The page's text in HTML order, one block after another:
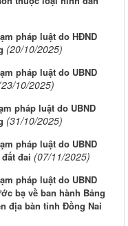
pháp luật do HĐND
(20/10/2025)
pháp luật do UBND
10/2025)
pháp luật do UBND
(31/10/2025)
pháp luật do UBND
đai (07/11/2025)
pháp luật do UBND
bạ về ban hành Bảng
địa bàn tỉnh Đồng Nai